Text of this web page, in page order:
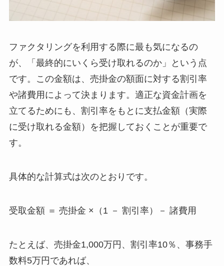
ファクタリングを利用する際に最も気になるの
が、「最終的にいくら受け取れるのか」という点
です。この金額は、売掛金の額面に対する割引率
や諸費用によって決まります。適正な資金計画を
立てるためにも、割引率をもとに支払金額（実際
に受け取れる金額）を把握しておくことが重要で
す。
具体的な計算式は次のとおりです。
受取金額 ＝ 売掛金 ×（1 － 割引率）－ 諸費用
たとえば、売掛金1,000万円、割引率10％、事務手
数料5万円であれば、